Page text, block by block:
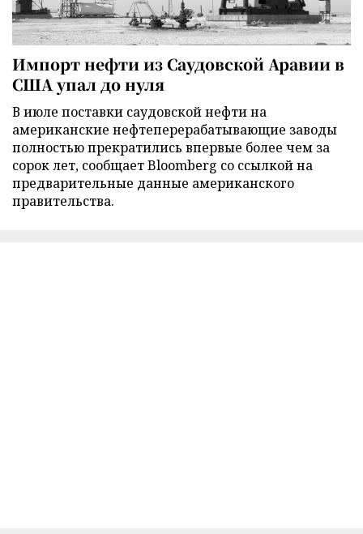
Импорт нефти из Саудовской Аравии в
США упал до нуля
В июле поставки саудовской нефти на
американские нефтеперерабатывающие заводы
полностью прекратились впервые более чем за
сорок лет, сообщает Bloomberg со ссылкой на
предварительные данные американского
правительства.